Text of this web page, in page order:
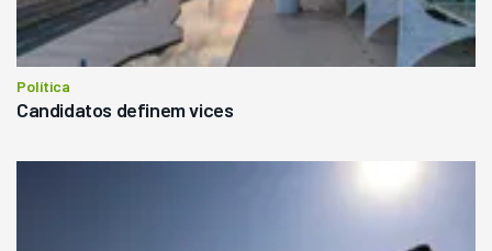
Política
Candidatos definem vices